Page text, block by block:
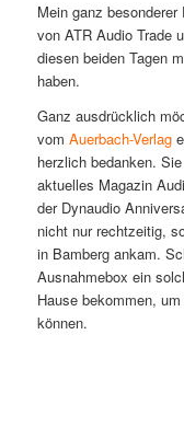
Mein ganz
von ATR Audio Trade
diesen beiden Tagen
haben.
Ganz ausdrücklich
vom Auerbach-Verlag
herzlich bedanken.
aktuelles Magazin
der Dynaudio
nicht nur rechtzeitig,
in Bamberg ankam.
Ausnahmebox ein
Hause bekommen,
können.